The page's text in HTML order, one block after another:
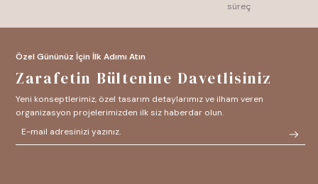
süreç
Özel Gününüz İçin İlk Adımı Atın
Zarafetin Bültenine Davetlisiniz
Yeni konseptlerimiz, özel tasarım detaylarımız ve ilham veren
organizasyon projelerimizden ilk siz haberdar olun.